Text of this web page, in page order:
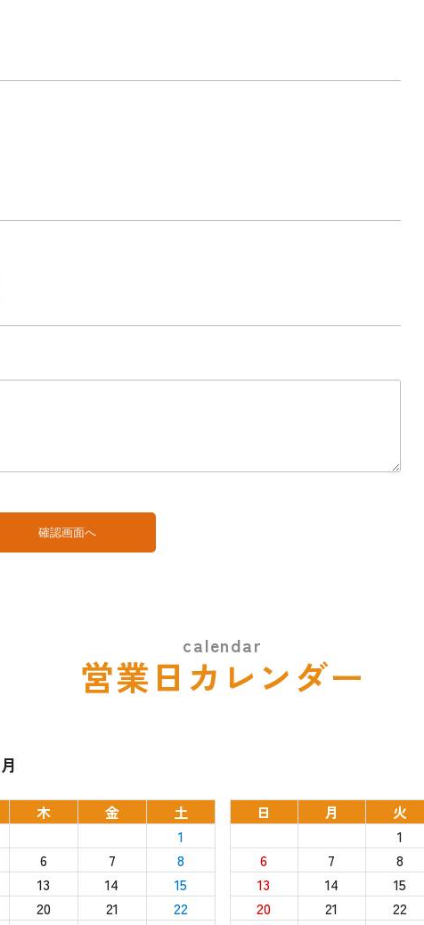
確認画面へ
営業日カレンダー
月
木 金
土
1
6 7
8
13 14
15
20 21
22
日 月 火
1
6
7 8
13
14 15
20
21 22